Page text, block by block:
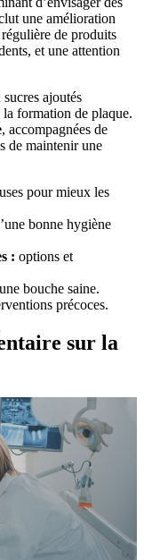
une amélioration
de produits
et une attention
ajoutés
la formation de plaque.
, accompagnées de
de maintenir une
pour mieux les
bonne hygiène
: options et
bouche saine.
précoces.
sur la